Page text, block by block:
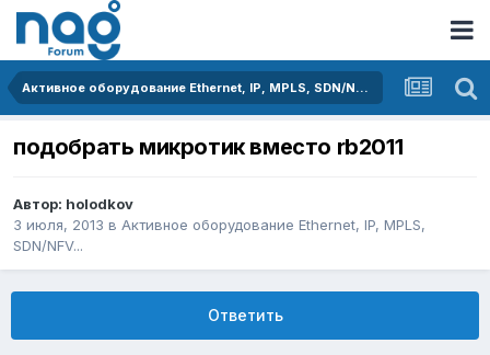
Активное оборудование Ethernet, IP, MPLS, SDN/NFV...
подобрать микротик вместо rb2011
Автор: holodkov
3 июля, 2013 в Активное оборудование Ethernet, IP, MPLS,
SDN/NFV...
Ответить